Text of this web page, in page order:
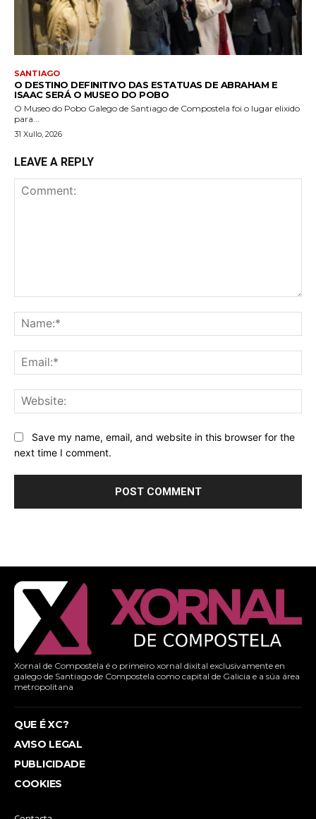
SANTIAGO
O DESTINO DEFINITIVO DAS ESTATUAS DE ABRAHAM E
ISAAC SERÁ O MUSEO DO POBO
O Museo do Pobo Galego de Santiago de Compostela foi o lugar elixido
para...
31 Xullo, 2026
LEAVE A REPLY
Save my name, email, and website in this browser for the
next time I comment.
Xornal de Compostela é o primeiro xornal dixital exclusivamente en
galego de Santiago de Compostela como capital de Galicia e a súa área
metropolitana
QUE É XC?
AVISO LEGAL
PUBLICIDADE
COOKIES